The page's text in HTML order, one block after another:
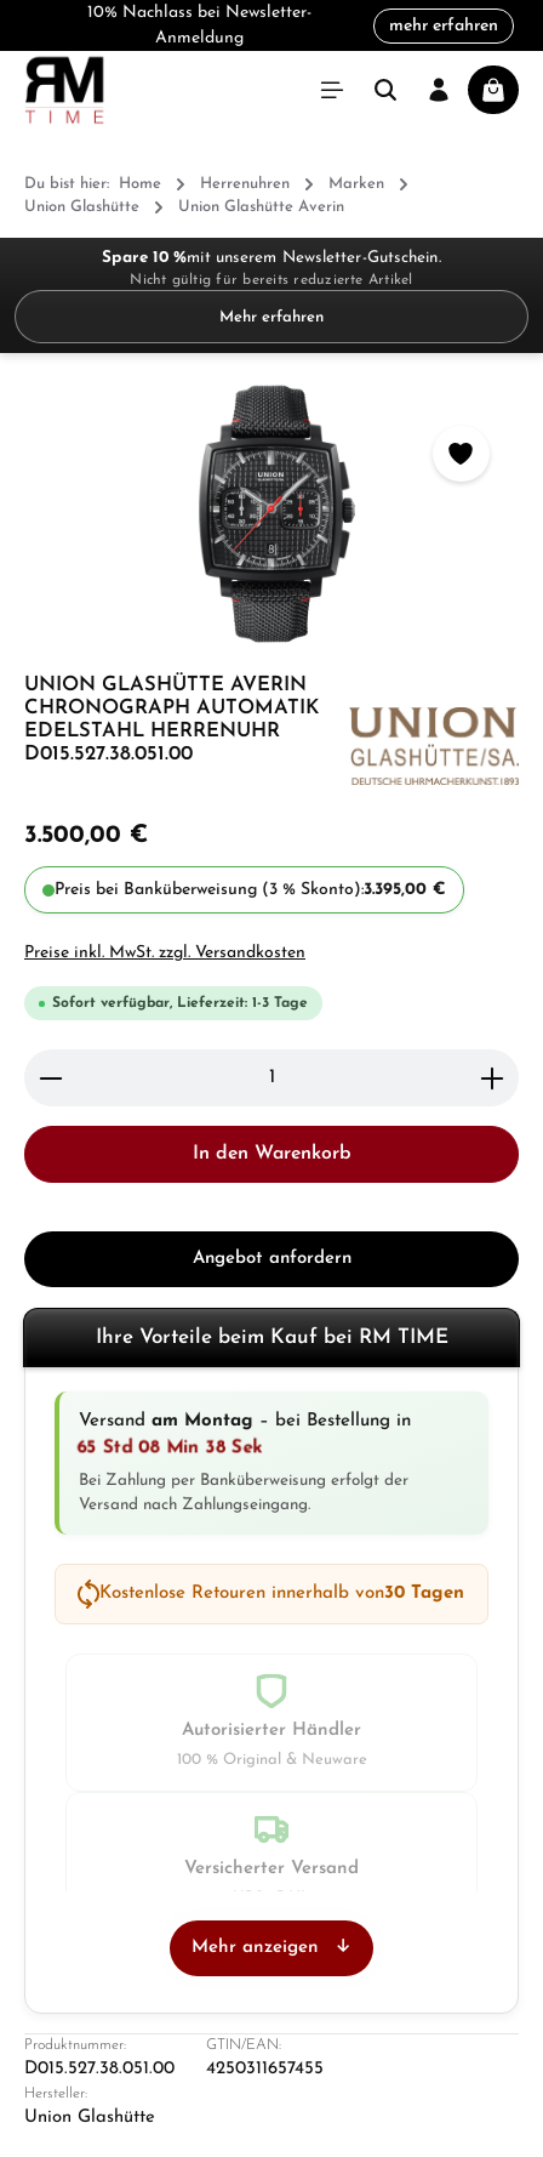
10% Nachlass bei Newsletter-
Anmeldung
mehr erfahren
Du bist hier: Home Herrenuhren
Marken
Union Glashütte
Union Glashütte Averin
Spare 10 %mit unserem Newsletter-Gutschein.
Nicht gültig für bereits reduzierte Artikel
Mehr erfahren
Bildergalerie überspringen
UNION GLASHÜTTE AVERIN
CHRONOGRAPH AUTOMATIK
EDELSTAHL HERRENUHR
D015.527.38.051.00
3.500,00 €
Preis bei Banküberweisung (3 % Skonto):3.395,00 €
Preise inkl. MwSt. zzgl. Versandkosten
Sofort verfügbar, Lieferzeit: 1-3 Tage
Produkt Anzahl: Gib den gewünschten Wert ein
In den Warenkorb
Angebot anfordern
Ihre Vorteile beim Kauf bei RM TIME
Versand am Montag – bei Bestellung in
65 Std 08 Min 37 Sek
Bei Zahlung per Banküberweisung erfolgt der
Versand nach Zahlungseingang.
Kostenlose Retouren innerhalb von30 Tagen
Autorisierter Händler
100 % Original & Neuware
Versicherter Versand
Ladengeschäft in Solingen
Mehr anzeigen
Produktnummer:
D015.527.38.051.00
GTIN/EAN:
4250311657455
Hersteller:
Union Glashütte